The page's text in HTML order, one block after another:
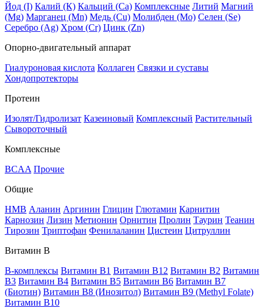
Йод (I) Калий (К) Кальций (Са) Комплексные Литий Магний
(Mg) Марганец (Mn) Медь (Сu) Молибден (Мо) Селен (Se)
Серебро (Ag) Хром (Cr) Цинк (Zn)
Опорно-двигательный аппарат
Гиалуроновая кислота Коллаген Связки и суставы
Хондопротекторы
Протеин
Изолят/Гидролизат Казеиновый Комплексный Растительный
Сывороточный
Комплексные
BCAA Прочие
Общие
HMB Аланин Аргинин Глицин Глютамин Карнитин
Карнозин Лизин Метионин Орнитин Пролин Таурин Теанин
Тирозин Триптофан Фенилаланин Цистеин Цитруллин
Витамин В
B-комплексы Витамин B1 Витамин B12 Витамин B2 Витамин
B3 Витамин B4 Витамин B5 Витамин B6 Витамин B7
(Биотин) Витамин B8 (Инозитол) Витамин B9 (Methyl Folate)
Витамин В10